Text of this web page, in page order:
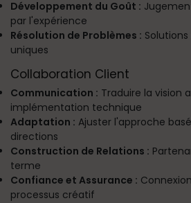
Développement du Goût :
par l'expérience
Résolution de Problèmes :
uniques
Collaboration Client
Communication : Traduire la vision
implémentation technique
Adaptation : Ajuster l'approche
directions
Construction de Relations :
terme
Confiance et Assurance :
processus créatif